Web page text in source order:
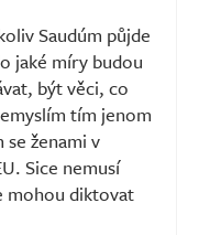
Saudúm půjde
jaké míry budou
být věci, co
tím jenom
se ženami v
Sice nemusí
mohou diktovat